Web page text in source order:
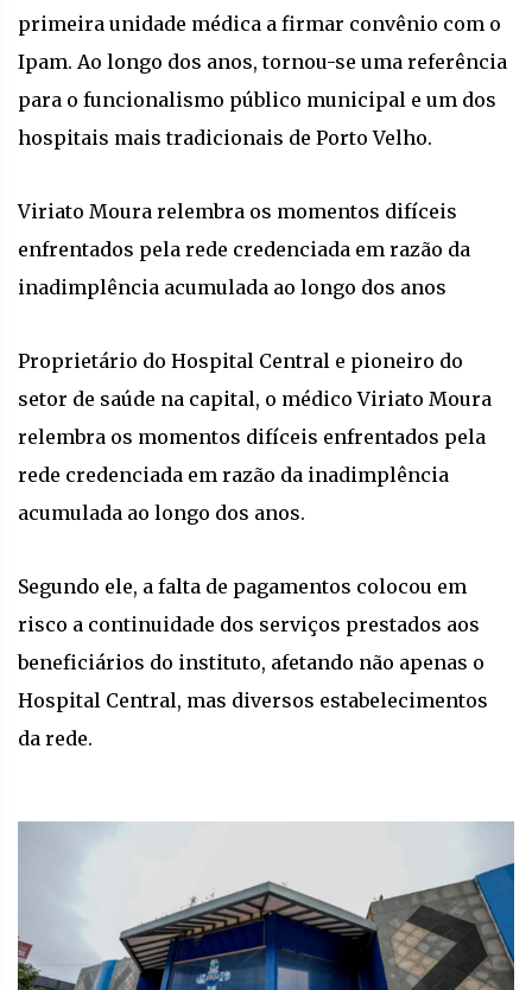
primeira unidade médica a firmar convênio com o
Ipam. Ao longo dos anos, tornou-se uma referência
para o funcionalismo público municipal e um dos
hospitais mais tradicionais de Porto Velho.
Viriato Moura relembra os momentos difíceis
enfrentados pela rede credenciada em razão da
inadimplência acumulada ao longo dos anos
Proprietário do Hospital Central e pioneiro do
setor de saúde na capital, o médico Viriato Moura
relembra os momentos difíceis enfrentados pela
rede credenciada em razão da inadimplência
acumulada ao longo dos anos.
Segundo ele, a falta de pagamentos colocou em
risco a continuidade dos serviços prestados aos
beneficiários do instituto, afetando não apenas o
Hospital Central, mas diversos estabelecimentos
da rede.